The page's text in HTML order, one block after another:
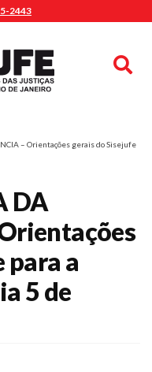
2443
– Orientações gerais do Sisejufe
DA
para a
5 de